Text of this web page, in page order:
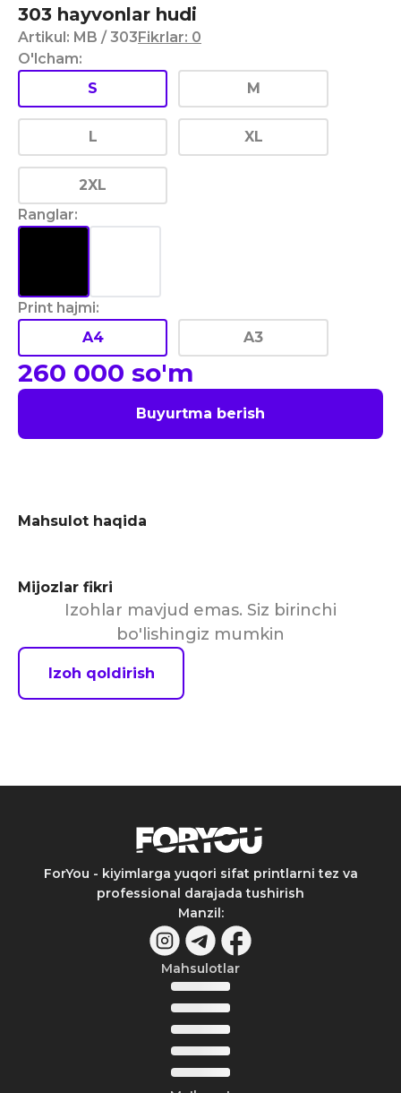
303 hayvonlar hudi
Artikul: MB / 303Fikrlar: 0
O'lcham:
S
M
L XL
2XL
Ranglar:
Print hajmi:
A4
A3
260 000 so'm
Buyurtma berish
Mahsulot haqida
Mijozlar fikri
Izohlar mavjud emas. Siz birinchi
bo'lishingiz mumkin
Izoh qoldirish
ForYou - kiyimlarga yuqori sifat printlarni tez va
professional darajada tushirish
Manzil:
Mahsulotlar